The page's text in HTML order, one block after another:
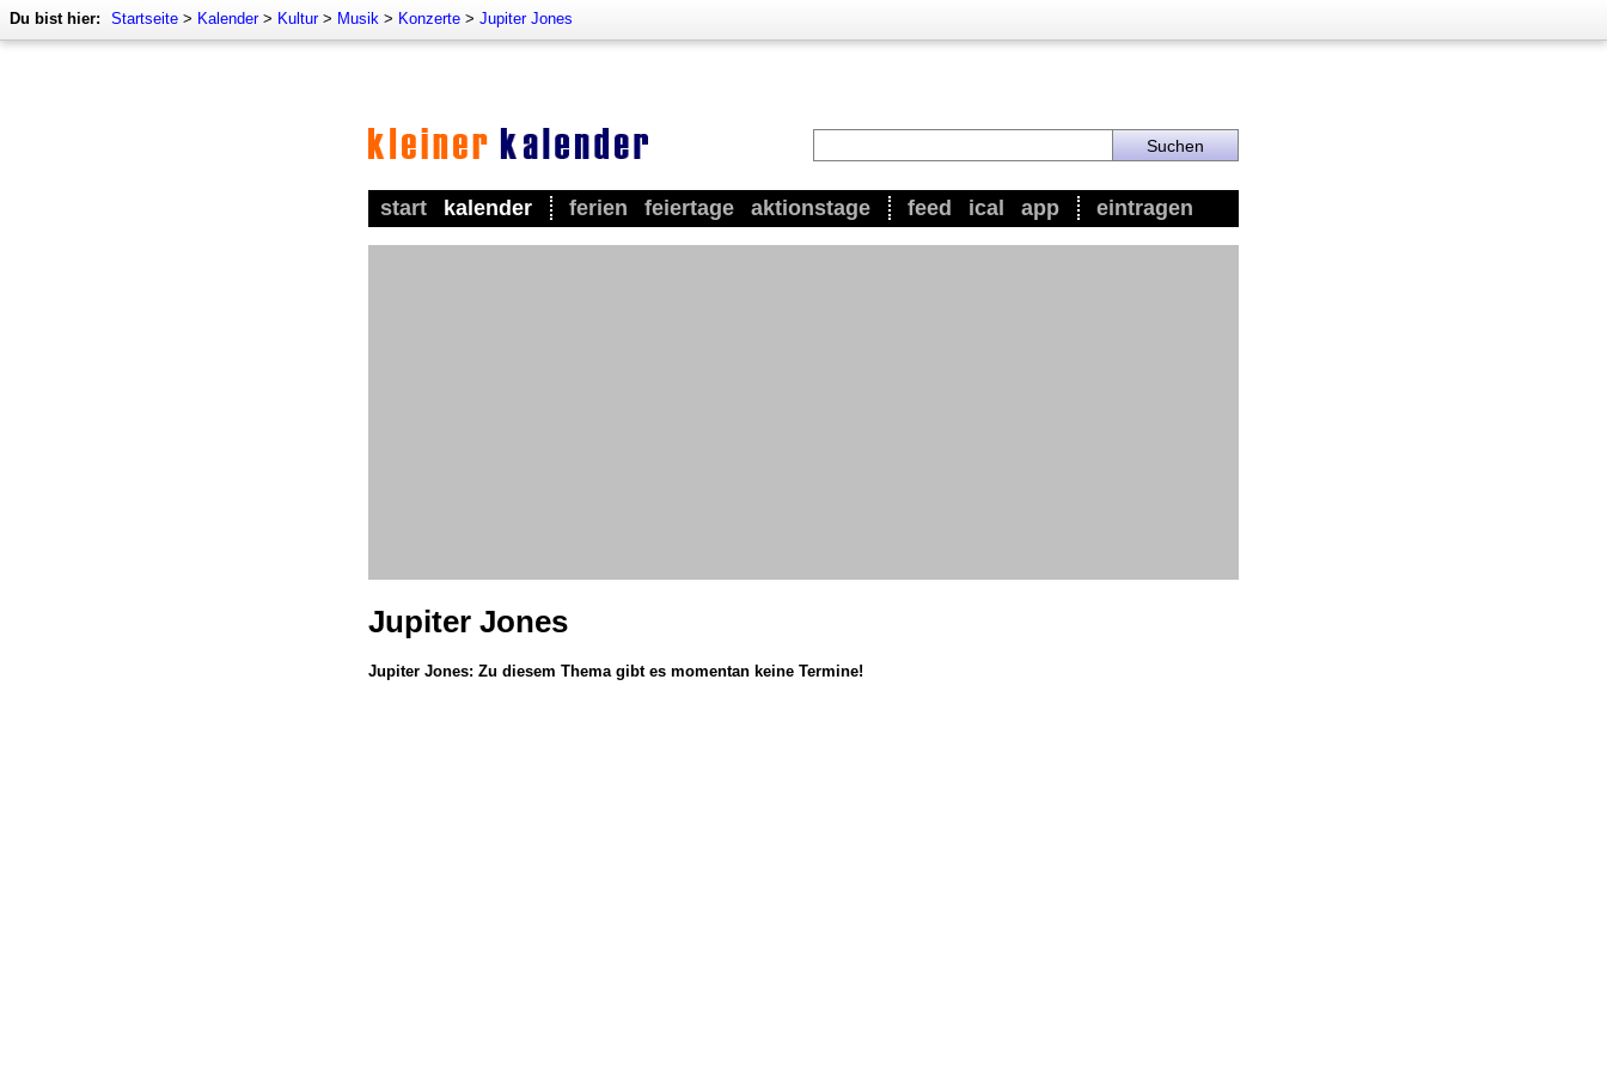
Du bist hier: Startseite > Kalender> Kultur> Musik > Konzerte > Jupiter Jones
start kalender ferien feiertage aktionstage feed ical app eintragen
Jupiter Jones
Jupiter Jones: Zu diesem Thema gibt es momentan keine Termine!